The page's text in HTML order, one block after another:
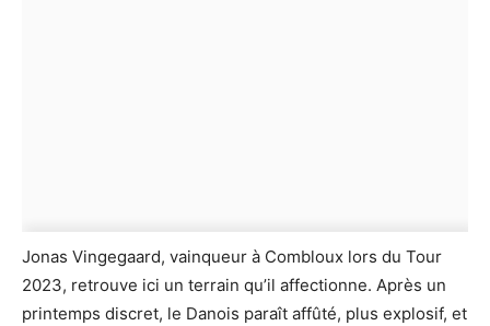
Jonas Vingegaard, vainqueur à Combloux lors du Tour
2023, retrouve ici un terrain qu’il affectionne. Après un
printemps discret, le Danois paraît affûté, plus explosif, et